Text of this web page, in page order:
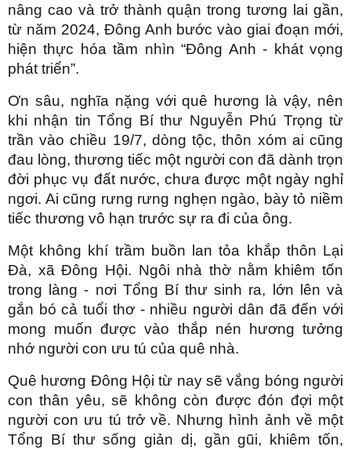
nâng cao và trở thành quận trong tương lai gần,
từ năm 2024, Đông Anh bước vào giai đoạn mới,
hiện thực hóa tầm nhìn “Đông Anh - khát vọng
phát triển”.
Ơn sâu, nghĩa nặng với quê hương là vậy, nên
khi nhận tin Tổng Bí thư Nguyễn Phú Trọng từ
trần vào chiều 19/7, dòng tộc, thôn xóm ai cũng
đau lòng, thương tiếc một người con đã dành trọn
đời phục vụ đất nước, chưa được một ngày nghỉ
ngơi. Ai cũng rưng rưng nghẹn ngào, bày tỏ niềm
tiếc thương vô hạn trước sự ra đi của ông.
Một không khí trầm buồn lan tỏa khắp thôn Lại
Đà, xã Đông Hội. Ngôi nhà thờ nằm khiêm tốn
trong làng - nơi Tổng Bí thư sinh ra, lớn lên và
gắn bó cả tuổi thơ - nhiều người dân đã đến với
mong muốn được vào thắp nén hương tưởng
nhớ người con ưu tú của quê nhà.
Quê hương Đông Hội từ nay sẽ vắng bóng người
con thân yêu, sẽ không còn được đón đợi một
người con ưu tú trở về. Nhưng hình ảnh về một
Tổng Bí thư sống giản dị, gần gũi, khiêm tốn,